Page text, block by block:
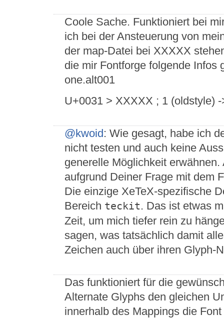
Coole Sache. Funktioniert bei
ich bei der Ansteuerung von
der map-Datei bei XXXXX
die mir Fontforge folgende Infos
one.alt001
U+0031 > XXXXX ; 1 (oldstyle)
@kwoid: Wie gesagt, habe ich
nicht testen und auch keine
generelle Möglichkeit
aufgrund Deiner Frage mit dem
Die einzige XeTeX-spezifische
Bereich teckit. Das ist etwas
Zeit, um mich tiefer rein zu
sagen, was tatsächlich damit
Zeichen auch über ihren Glyph-
Das funktioniert für die
Alternate Glyphs den gleichen
innerhalb des Mappings die